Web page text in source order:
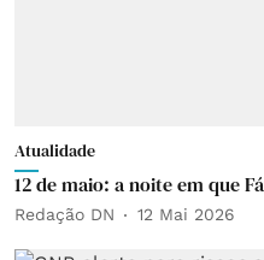
Atualidade
12 de maio: a noite em que
Redação DN 12 Mai 2026